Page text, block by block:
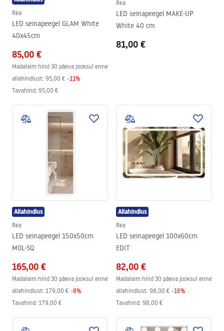
Rea
LED seinapeegel GLAM White
40x45cm
85,00 €
Madalaim hind 30 päeva jooksul enne
allahindlust: 95,00 € -11%
Tavahind: 95,00 €
Rea
LED seinapeegel MAKE-UP
White 40 cm
81,00 €
Allahindlus
Rea
LED seinapeegel 150x50cm
MOL-SQ
165,00 €
Madalaim hind 30 päeva jooksul enne
allahindlust: 179,00 € -8%
Tavahind: 179,00 €
Allahindlus
Rea
LED seinapeegel 100x60cm
EDIT
82,00 €
Madalaim hind 30 päeva jooksul enne
allahindlust: 98,00 € -16%
Tavahind: 98,00 €